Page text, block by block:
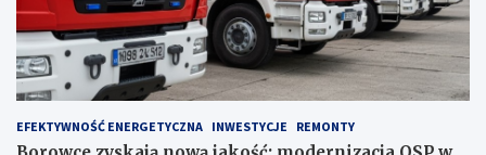
EFEKTYWNOŚĆ ENERGETYCZNA INWESTYCJE REMONTY